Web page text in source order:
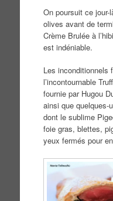
On poursuit ce
olives avant de
Crème Brulée à
est indéniable.
Les inconditionnels
l’incontournable
fournie par Hugou
ainsi que quelques-
dont le sublime
foie gras, blettes,
yeux fermés pour